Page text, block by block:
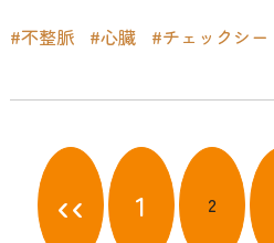
#不整脈 #心臓 #チェックシー
‹‹ 1 2